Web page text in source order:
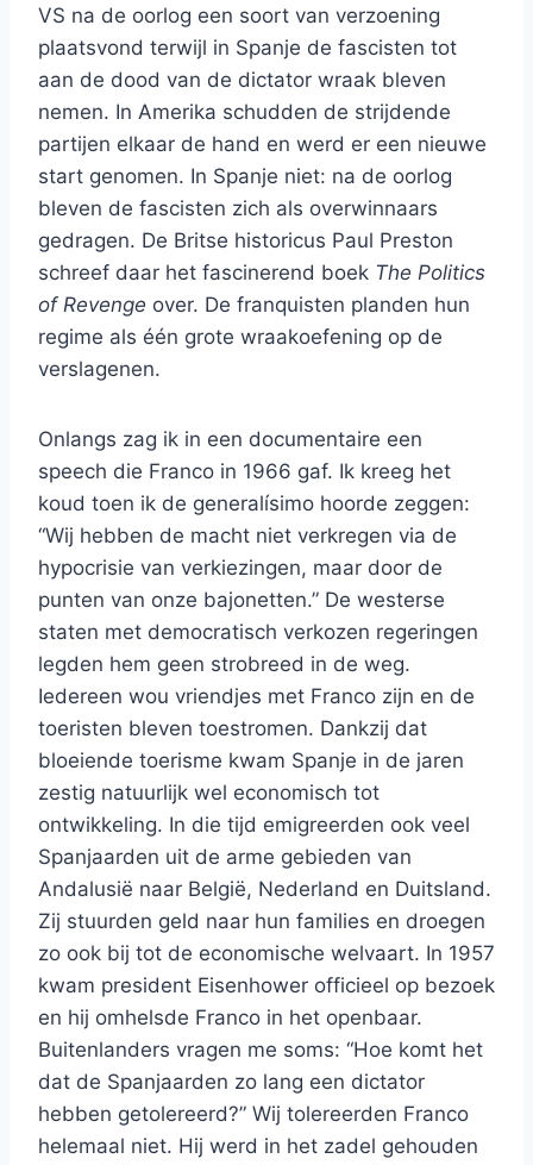
VS na de oorlog een soort van verzoening
plaatsvond terwijl in Spanje de fascisten tot
aan de dood van de dictator wraak bleven
nemen. In Amerika schudden de strijdende
partijen elkaar de hand en werd er een nieuwe
start genomen. In Spanje niet: na de oorlog
bleven de fascisten zich als overwinnaars
gedragen. De Britse historicus Paul Preston
schreef daar het fascinerend boek The Politics
of Revenge over. De franquisten planden hun
regime als één grote wraakoefening op de
verslagenen.
Onlangs zag ik in een documentaire een
speech die Franco in 1966 gaf. Ik kreeg het
koud toen ik de generalísimo hoorde zeggen:
“Wij hebben de macht niet verkregen via de
hypocrisie van verkiezingen, maar door de
punten van onze bajonetten.” De westerse
staten met democratisch verkozen regeringen
legden hem geen strobreed in de weg.
Iedereen wou vriendjes met Franco zijn en de
toeristen bleven toestromen. Dankzij dat
bloeiende toerisme kwam Spanje in de jaren
zestig natuurlijk wel economisch tot
ontwikkeling. In die tijd emigreerden ook veel
Spanjaarden uit de arme gebieden van
Andalusië naar België, Nederland en Duitsland.
Zij stuurden geld naar hun families en droegen
zo ook bij tot de economische welvaart. In 1957
kwam president Eisenhower officieel op bezoek
en hij omhelsde Franco in het openbaar.
Buitenlanders vragen me soms: “Hoe komt het
dat de Spanjaarden zo lang een dictator
hebben getolereerd?” Wij tolereerden Franco
helemaal niet. Hij werd in het zadel gehouden